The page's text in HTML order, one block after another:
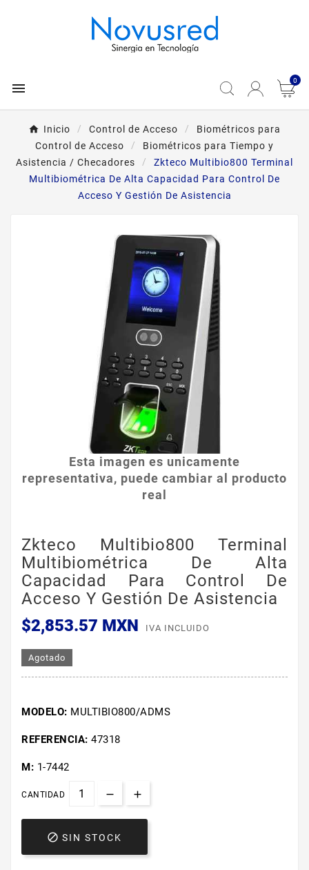
 0
Inicio Control de Acceso
Biométricos para
Control de Acceso
Biométricos para Tiempo y
Asistencia / Checadores
Zkteco Multibio800 Terminal
Multibiométrica De Alta Capacidad Para Control De
Acceso Y Gestión De Asistencia
Esta imagen es unicamente
representativa, puede cambiar al producto
real
Zkteco Multibio800 Terminal
Multibiométrica De Alta
Capacidad Para Control De
Acceso Y Gestión De Asistencia
$2,853.57 MXN
IVA INCLUIDO
Agotado
MODELO: MULTIBIO800/ADMS
REFERENCIA: 47318
M: 1-7442
CANTIDAD
 SIN STOCK